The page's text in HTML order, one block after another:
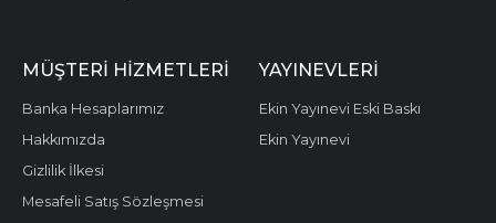
MÜŞTERI HIZMETLERI
Banka Hesaplarımız
Hakkımızda
Gizlilik İlkesi
Mesafeli Satış Sözleşmesi
YAYINEVLERI
Ekin Yayınevi Eski Baskı
Ekin Yayınevi